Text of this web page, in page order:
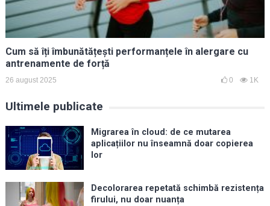
Cum să îți îmbunătățești performanțele în alergare cu
antrenamente de forță
26 august 2025 0 1K
Ultimele publicate
Migrarea în cloud: de ce mutarea
aplicațiilor nu înseamnă doar copierea
lor
Decolorarea repetată schimbă rezistența
firului, nu doar nuanța